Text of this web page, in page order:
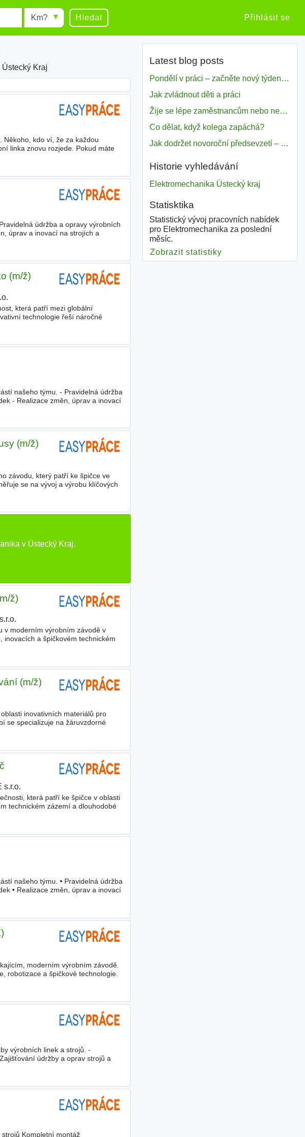
Radius Hledat Přihlásit se
Kraj
Někoho, kdo ví, že za každou
linka znovu rozjede. Pokud máte
údržba a opravy výrobních
úprav a inovací na strojích a
(m/ž)
která patří mezi globální
technologie řeší náročné
našeho týmu. - Pravidelná údržba
- Realizace změn, úprav a inovací
(m/ž)
závodu, který patří ke špičce ve
se na vývoj a výrobu klíčových
v Ústecký Kraj.
ž)
v moderním výrobním závodě v
inovacích a špičkovém technickém
(m/ž)
inovativních materiálů pro
se specializuje na žáruvzdorné
s.r.o.
která patří ke špičce v oblasti
technickém zázemí a dlouhodobé
našeho týmu. • Pravidelná údržba
• Realizace změn, úprav a inovací
moderním výrobním závodě.
robotizace a špičkové technologie.
výrobních linek a strojů. -
údržby a oprav strojů a
Kompletní montáž
Latest blog posts
Pondělí v práci – začněte nový týden s motivací
Jak zvládnout děti a práci
Žije se lépe zaměstnancům nebo nezavislým pracovníkům
Co dělat, když kolega zapáchá?
Jak dodržet novoroční předsevzetí – naše tipy pro dobrý začátek roku 2018
Historie vyhledávání
Elektromechanika Ústecký kraj
Statisktika
Statistický vývoj pracovních nabídek
pro Elektromechanika za poslední
měsíc.
Zobrazit statistiky